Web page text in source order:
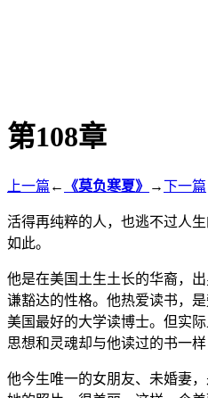
第108章
上一篇 ← 《莫负寒夏》 →下一篇
活得再纯粹的人，也逃不过人
如此。
他是在美国土生土长的华裔，
谦豁达的性格。他热爱读书，
美国最好的大学读博士。但实
思想和灵魂却与他读过的书一样
他今生唯一的女朋友、未婚妻